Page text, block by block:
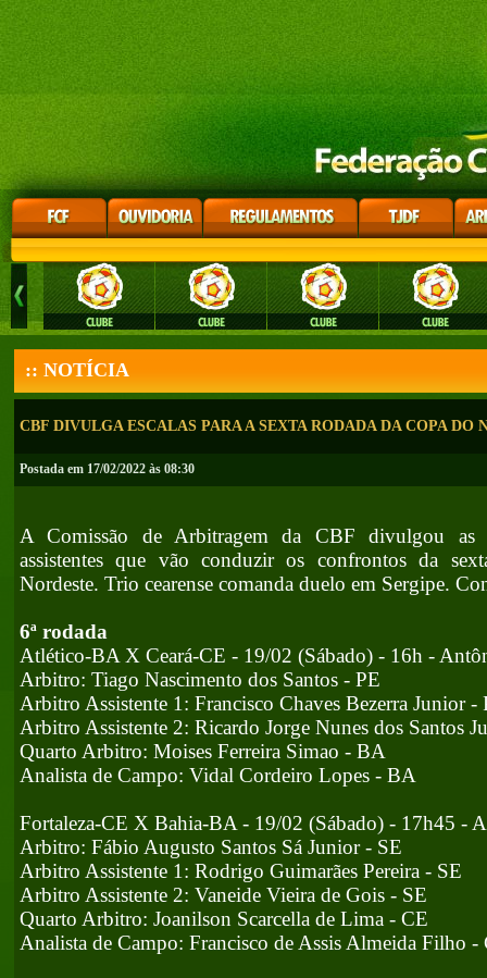
:: NOTÍCIA
CBF DIVULGA ESCALAS PARA A SEXTA RODADA DA COPA DO
Postada em 17/02/2022 às 08:30
A Comissão de Arbitragem da CBF divulgou as
assistentes que vão conduzir os confrontos da
Nordeste. Trio cearense comanda duelo em Sergipe.
6ª rodada
Atlético-BA X Ceará-CE - 19/02 (Sábado) - 16h -
Arbitro: Tiago Nascimento dos Santos - PE
Arbitro Assistente 1: Francisco Chaves Bezerra Junior -
Arbitro Assistente 2: Ricardo Jorge Nunes dos Santos
Quarto Arbitro: Moises Ferreira Simao - BA
Analista de Campo: Vidal Cordeiro Lopes - BA
Fortaleza-CE X Bahia-BA - 19/02 (Sábado) - 17h45 -
Arbitro: Fábio Augusto Santos Sá Junior - SE
Arbitro Assistente 1: Rodrigo Guimarães Pereira - SE
Arbitro Assistente 2: Vaneide Vieira de Gois - SE
Quarto Arbitro: Joanilson Scarcella de Lima - CE
Analista de Campo: Francisco de Assis Almeida Filho -